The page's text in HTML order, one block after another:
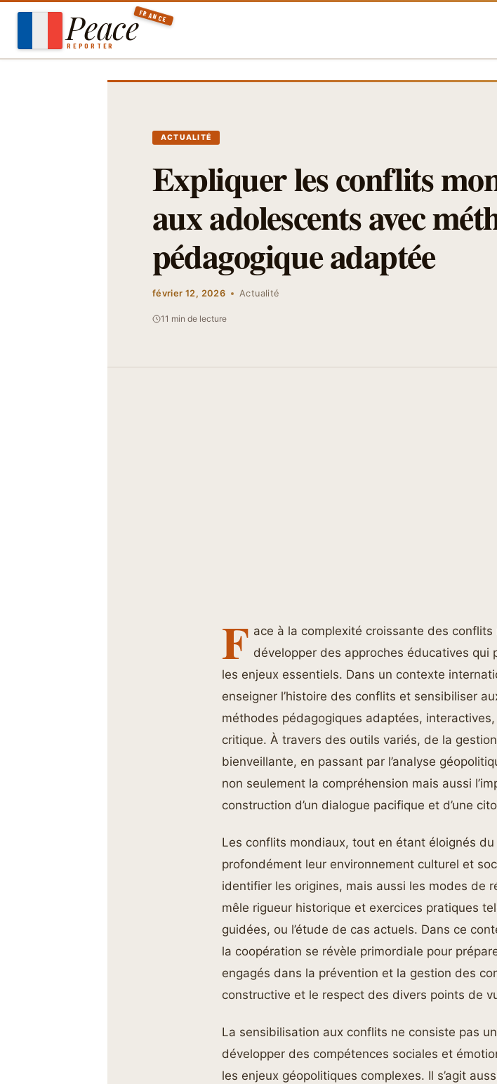
Aller
contenu
Peace
REPORTER
FRANCE
ACTUALITÉ
Expliquer les conflits
aux adolescents avec
pédagogique adaptée
février 12, 2026 Actualité
11 min de lecture
F ace à la complexité croissante des
développer des approches éducatives qui
les enjeux essentiels. Dans un contexte
enseigner l’histoire des conflits et sensibiliser
méthodes pédagogiques adaptées,
critique. À travers des outils variés, de la
bienveillante, en passant par l’analyse
non seulement la compréhension mais aussi
construction d’un dialogue pacifique et d’une
Les conflits mondiaux, tout en étant éloignés
profondément leur environnement culturel et
identifier les origines, mais aussi les modes de
mêle rigueur historique et exercices pratiques
guidées, ou l’étude de cas actuels. Dans ce
la coopération se révèle primordiale pour
engagés dans la prévention et la gestion des
constructive et le respect des divers points de
La sensibilisation aux conflits ne consiste pas
développer des compétences sociales et
les enjeux géopolitiques complexes. Il s’agit